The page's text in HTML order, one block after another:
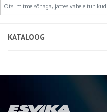
KATALOOG